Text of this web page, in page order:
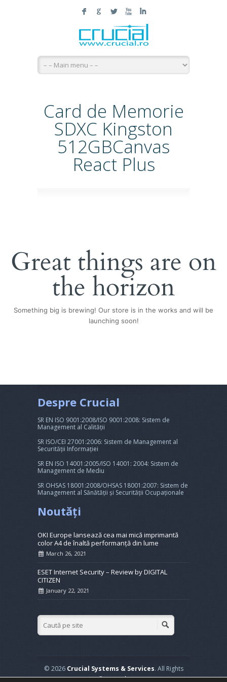
F G L X I
Card de Memorie
SDXC Kingston
512GBCanvas
React Plus
Great things are on
the horizon
Something big is brewing! Our store is in the works and will be
launching soon!
Despre Crucial
SR EN ISO 9001:2008/ISO 9001:2008: Sistem de
Management al Calității
SR ISO/CEI 27001:2006: Sistem de Management al
Securității Informației
SR EN ISO 14001:2005/ISO 14001: 2004: Sistem de
Management de Mediu
SR OHSAS 18001:2008/OHSAS 18001:2007: Sistem de
Management al Sănătății și Securității Ocupaționale
Noutăți
OKI Europe lansează cea mai mică imprimantă
color A4 de înaltă performanță din lume
March 26, 2021
ESET Internet Security – Review by DIGITAL
CITIZEN
January 22, 2021
© 2026 Crucial Systems & Services. All Rights
Reserved.